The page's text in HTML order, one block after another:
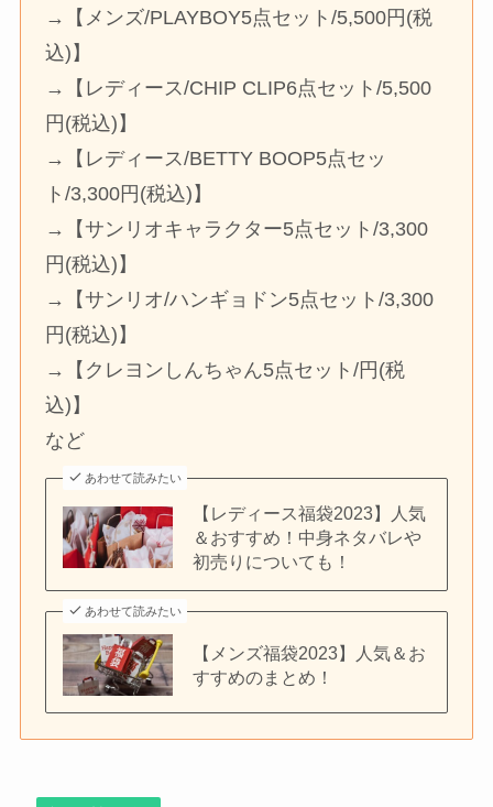
→【メンズ/PLAYBOY5点セット/5,500円(税
込)】
→【レディース/CHIP CLIP6点セット/5,500
円(税込)】
→【レディース/BETTY BOOP5点セッ
ト/3,300円(税込)】
→【サンリオキャラクター5点セット/3,300
円(税込)】
→【サンリオ/ハンギョドン5点セット/3,300
円(税込)】
→【クレヨンしんちゃん5点セット/円(税
込)】
など
あわせて読みたい
【レディース福袋2023】人気
＆おすすめ！中身ネタバレや
初売りについても！
あわせて読みたい
【メンズ福袋2023】人気＆お
すすめのまとめ！